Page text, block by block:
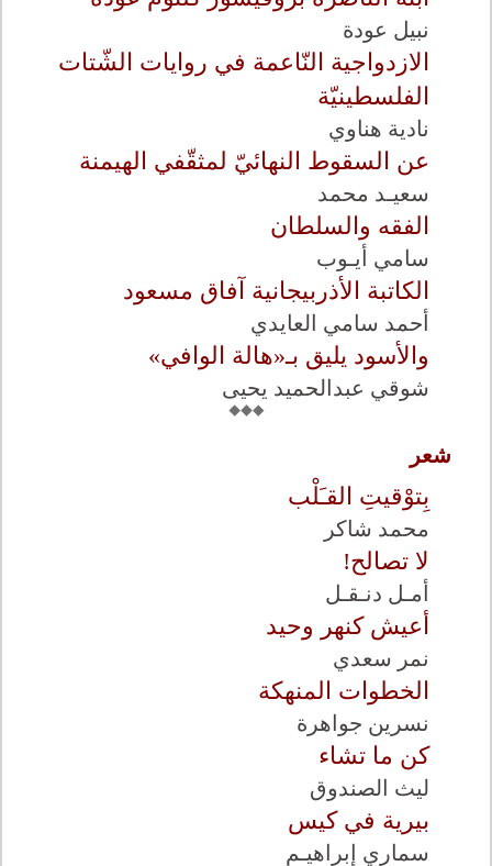
نبيل عودة
الازدواجية النّاعمة في روايات الشّتات
الفلسطينيّة
نادية هناوي
عن السقوط النهائيّ لمثقّفي الهيمنة
سعيـد محمد
الفقه والسلطان
سامي أيـوب
الكاتبة الأذربيجانية آفاق مسعود
أحمد سامي العايدي
والأسود يليق بـ«هالة الوافي»
شوقي عبدالحميد يحيى
شعر
بِتوْقيتِ القـَلْب
محمد شاكر
لا تصالح!
أمـل دنـقـل
أعيش كنهر وحيد
نمر سعدي
الخطوات المنهكة
نسرين جواهرة
كن ما تشاء
ليث الصندوق
بيرية في كيس
سماري إبراهيـم